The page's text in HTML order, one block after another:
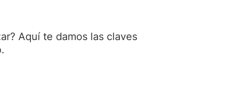
Aquí te damos las claves